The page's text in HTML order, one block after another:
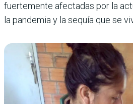
fuertemente afectadas por la
la pandemia y la sequía que se